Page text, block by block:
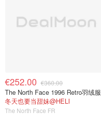
€252.00 €360.00
The North Face 1996 Retro羽绒服
冬天也要当甜妹@HELI
The North Face FR